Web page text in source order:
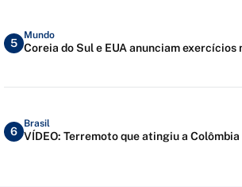
5
Mundo
Coreia do Sul e EUA anunciam
6
Brasil
VÍDEO: Terremoto que atingiu a